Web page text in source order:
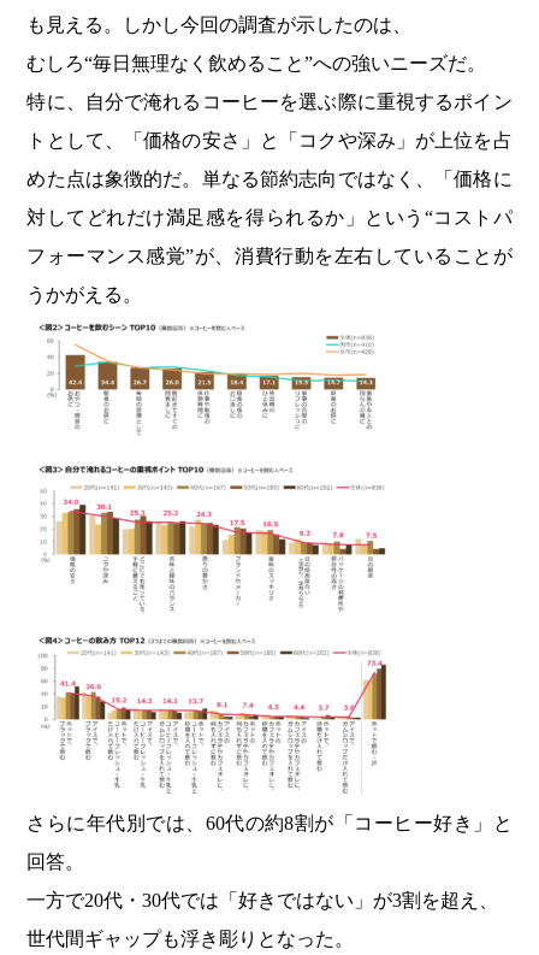
も見える。しかし今回の調査が示したのは、
むしろ“毎日無理なく飲めること”への強いニーズだ。
特に、自分で淹れるコーヒーを選ぶ際に重視するポイン
トとして、「価格の安さ」と「コクや深み」が上位を占
めた点は象徴的だ。単なる節約志向ではなく、「価格に
対してどれだけ満足感を得られるか」という“コストパ
フォーマンス感覚”が、消費行動を左右していることが
うかがえる。
さらに年代別では、60代の約8割が「コーヒー好き」と
回答。
一方で20代・30代では「好きではない」が3割を超え、
世代間ギャップも浮き彫りとなった。